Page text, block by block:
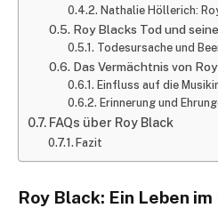
Nathalie Höllerich:
Roy Blacks Tod und
Todesursache und
Das Vermächtnis von
Einfluss auf die
Erinnerung und
FAQs über Roy Black
Fazit
Roy Black: Ein Leben